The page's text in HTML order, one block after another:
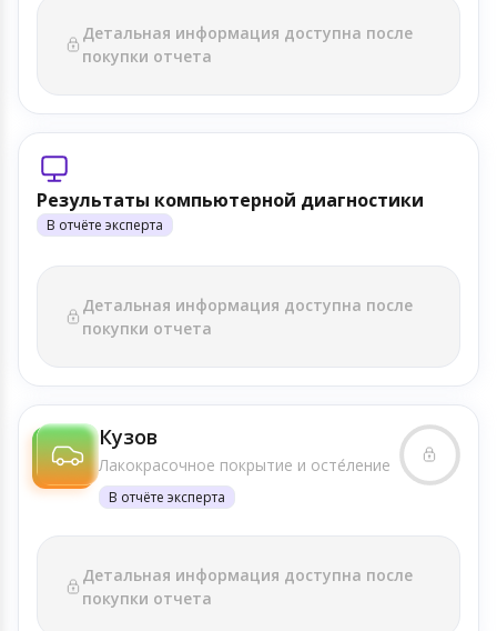
Детальная информация доступна после
покупки отчета
Результаты компьютерной диагностики
В отчёте эксперта
Детальная информация доступна после
покупки отчета
Кузов
Лакокрасочное покрытие и осте́ление
В отчёте эксперта
Детальная информация доступна после
покупки отчета